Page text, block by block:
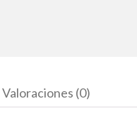
Valoraciones (0)